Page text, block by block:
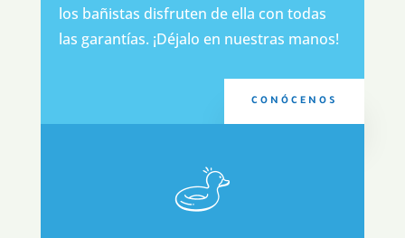
los bañistas disfruten de ella con todas
las garantías. ¡Déjalo en nuestras manos!
CONÓCENOS